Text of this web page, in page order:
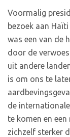
Voormalig
bezoek aan
was een van de
door de
uit andere
is om ons te
de
te komen en
zichzelf sterker